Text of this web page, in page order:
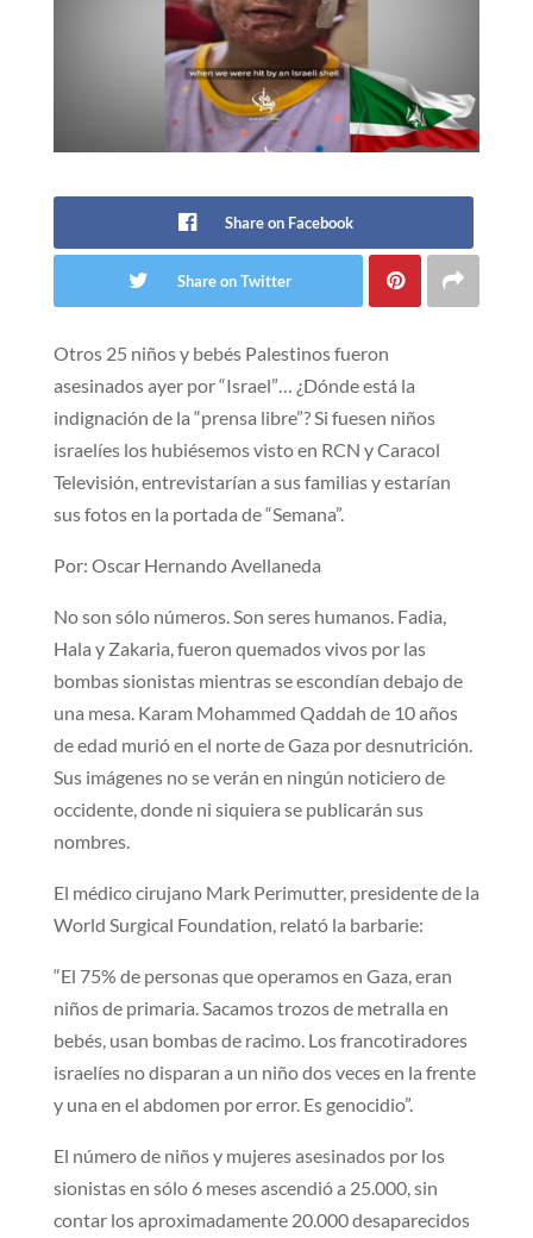
Share on Facebook
Share on Twitter
Otros 25 niños y bebés Palestinos fueron
asesinados ayer por “Israel”… ¿Dónde está la
indignación de la “prensa libre”? Si fuesen niños
israelíes los hubiésemos visto en RCN y Caracol
Televisión, entrevistarían a sus familias y estarían
sus fotos en la portada de “Semana”.
Por: Oscar Hernando Avellaneda
No son sólo números. Son seres humanos. Fadia,
Hala y Zakaria, fueron quemados vivos por las
bombas sionistas mientras se escondían debajo de
una mesa. Karam Mohammed Qaddah de 10 años
de edad murió en el norte de Gaza por desnutrición.
Sus imágenes no se verán en ningún noticiero de
occidente, donde ni siquiera se publicarán sus
nombres.
El médico cirujano Mark Perimutter, presidente de la
World Surgical Foundation, relató la barbarie:
“El 75% de personas que operamos en Gaza, eran
niños de primaria. Sacamos trozos de metralla en
bebés, usan bombas de racimo. Los francotiradores
israelíes no disparan a un niño dos veces en la frente
y una en el abdomen por error. Es genocidio”.
El número de niños y mujeres asesinados por los
sionistas en sólo 6 meses ascendió a 25.000, sin
contar los aproximadamente 20.000 desaparecidos